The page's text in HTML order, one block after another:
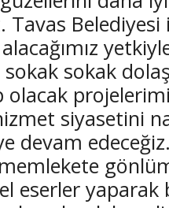
Tavas
sokak
olacak
siyasetini
devam
eserler yaparak